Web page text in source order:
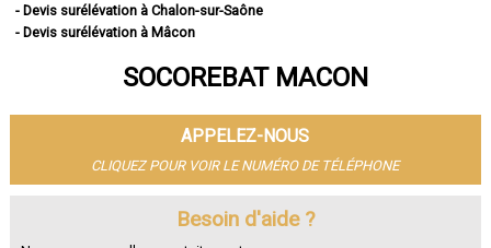
- Devis surélévation à Chalon-sur-Saône
- Devis surélévation à Mâcon
- Devis surélévation à Montceau-les-Mines
- Devis surélévation à Paray-le-Monial
- Devis surélévation à Saint-Vallier
- Devis surélévation à Digoin
- Devis surélévation à Gueugnon
- Devis surélévation à Charnay-lès-Mâcon
- Devis surélévation à Blanzy
SOCOREBAT MACON
APPELEZ-NOUS
CLIQUEZ POUR VOIR LE NUMÉRO DE TÉLÉPHONE
Besoin d'aide ?